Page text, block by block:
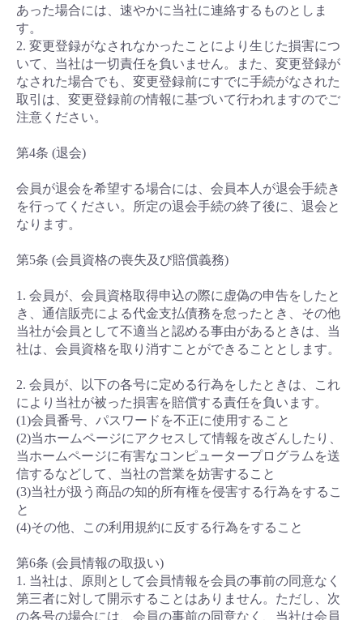
あった場合には、速やかに当社に連絡するものとしま
す。
2. 変更登録がなされなかったことにより生じた損害につ
いて、当社は一切責任を負いません。また、変更登録が
なされた場合でも、変更登録前にすでに手続がなされた
取引は、変更登録前の情報に基づいて行われますのでご
注意ください。
第4条 (退会)
会員が退会を希望する場合には、会員本人が退会手続き
を行ってください。所定の退会手続の終了後に、退会と
なります。
第5条 (会員資格の喪失及び賠償義務)
1. 会員が、会員資格取得申込の際に虚偽の申告をしたと
き、通信販売による代金支払債務を怠ったとき、その他
当社が会員として不適当と認める事由があるときは、当
社は、会員資格を取り消すことができることとします。
2. 会員が、以下の各号に定める行為をしたときは、これ
により当社が被った損害を賠償する責任を負います。
(1)会員番号、パスワードを不正に使用すること
(2)当ホームページにアクセスして情報を改ざんしたり、
当ホームページに有害なコンピュータープログラムを送
信するなどして、当社の営業を妨害すること
(3)当社が扱う商品の知的所有権を侵害する行為をするこ
と
(4)その他、この利用規約に反する行為をすること
第6条 (会員情報の取扱い)
1. 当社は、原則として会員情報を会員の事前の同意なく
第三者に対して開示することはありません。ただし、次
の各号の場合には、会員の事前の同意なく、当社は会員